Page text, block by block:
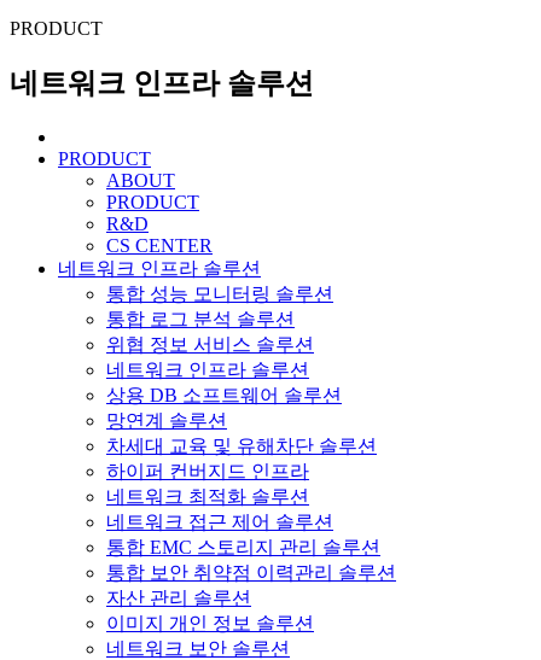
PRODUCT
네트워크 인프라 솔루션
PRODUCT
ABOUT
PRODUCT
R&D
CS CENTER
네트워크 인프라 솔루션
통합 성능 모니터링 솔루션
통합 로그 분석 솔루션
위협 정보 서비스 솔루션
네트워크 인프라 솔루션
상용 DB 소프트웨어 솔루션
망연계 솔루션
차세대 교육 및 유해차단 솔루션
하이퍼 컨버지드 인프라
네트워크 최적화 솔루션
네트워크 접근 제어 솔루션
통합 EMC 스토리지 관리 솔루션
통합 보안 취약점 이력관리 솔루션
자산 관리 솔루션
이미지 개인 정보 솔루션
네트워크 보안 솔루션